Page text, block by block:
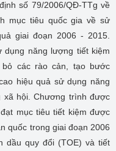
số 79/2006/QĐ-TTg về
mục tiêu quốc gia về sử
giai đoạn 2006 - 2015.
năng lượng tiết kiệm
các rào cản, tạo bước
hiệu quả sử dụng năng
xã hội. Chương trình được
mục tiêu tiết kiệm được
quốc trong giai đoạn 2006
dầu quy đổi (TOE) và tiết